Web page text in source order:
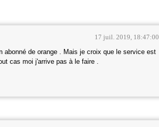
17 juil. 2019, 18:47:00
de orange . Mais je croix que le service est
cas moi j'arrive pas à le faire .